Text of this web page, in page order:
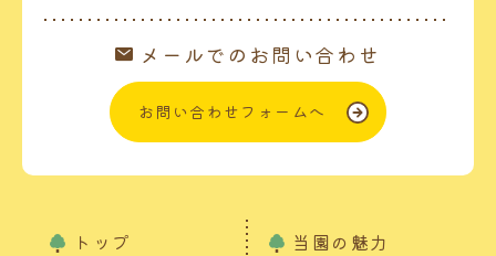
メールでのお問い合わせ
お問い合わせフォームへ
トップ 当園の魅力